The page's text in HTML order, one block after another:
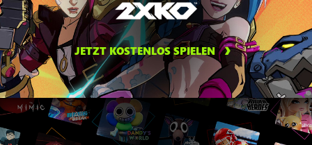
JETZT KOSTENLOS SPIELEN